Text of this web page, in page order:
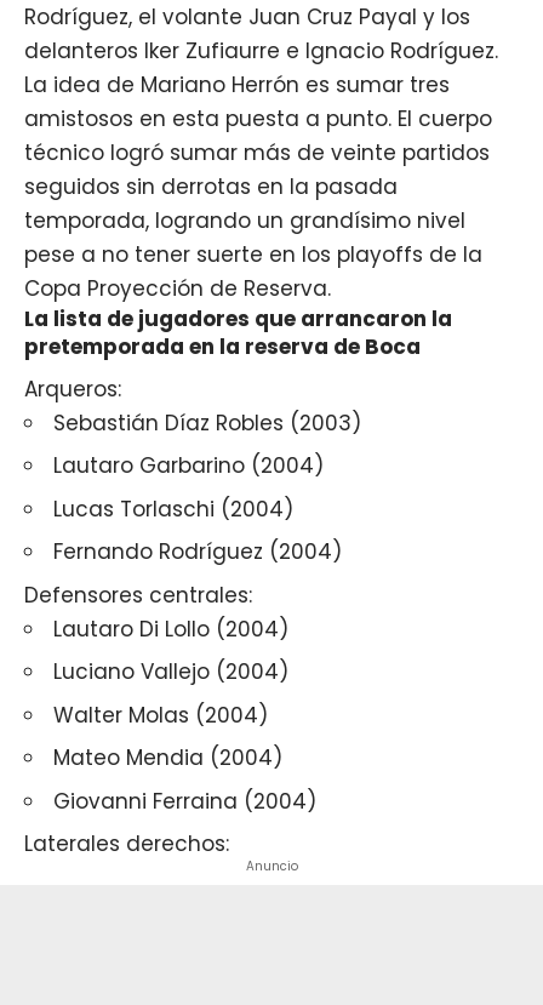
Rodríguez, el volante Juan Cruz Payal y los
delanteros Iker Zufiaurre e Ignacio Rodríguez.
La idea de Mariano Herrón es sumar tres
amistosos en esta puesta a punto. El cuerpo
técnico logró sumar más de veinte partidos
seguidos sin derrotas en la pasada
temporada, logrando un grandísimo nivel
pese a no tener suerte en los playoffs de la
Copa Proyección de Reserva.
La lista de jugadores que arrancaron la
pretemporada en la reserva de Boca
Arqueros:
Sebastián Díaz Robles (2003)
Lautaro Garbarino (2004)
Lucas Torlaschi (2004)
Fernando Rodríguez (2004)
Defensores centrales:
Lautaro Di Lollo (2004)
Luciano Vallejo (2004)
Walter Molas (2004)
Mateo Mendia (2004)
Giovanni Ferraina (2004)
Laterales derechos:
Anuncio